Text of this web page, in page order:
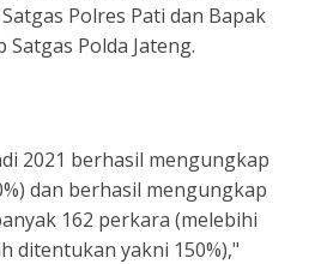
Polres Pati dan Bapak
Polda Jateng.
2021 berhasil mengungkap
dan berhasil mengungkap
162 perkara (melebihi
ditentukan yakni 150%),"